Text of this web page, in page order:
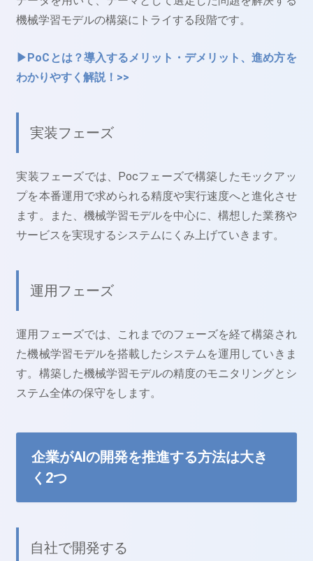
機械学習モデルの構築にトライする段階です。
▶PoCとは？導入するメリット・デメリット、進め方を
わかりやすく解説！>>
実装フェーズ
実装フェーズでは、Pocフェーズで構築したモックアッ
プを本番運用で求められる精度や実行速度へと進化させ
ます。また、機械学習モデルを中心に、構想した業務や
サービスを実現するシステムにくみ上げていきます。
運用フェーズ
運用フェーズでは、これまでのフェーズを経て構築され
た機械学習モデルを搭載したシステムを運用していきま
す。構築した機械学習モデルの精度のモニタリングとシ
ステム全体の保守をします。
企業がAIの開発を推進する方法は大き
く2つ
自社で開発する